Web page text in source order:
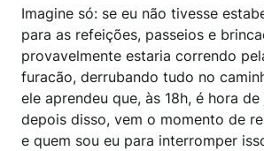
Imagine só: se eu não tivesse
para as refeições, passeios e
provavelmente estaria correndo
furacão, derrubando tudo no
ele aprendeu que, às 18h, é hora
depois disso, vem o momento de
e quem sou eu para interromper